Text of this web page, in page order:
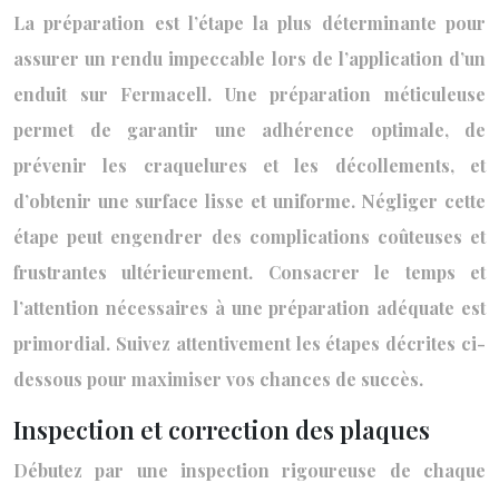
La préparation est l’étape la plus déterminante pour
assurer un rendu impeccable lors de l’application d’un
enduit sur Fermacell. Une préparation méticuleuse
permet de garantir une adhérence optimale, de
prévenir les craquelures et les décollements, et
d’obtenir une surface lisse et uniforme. Négliger cette
étape peut engendrer des complications coûteuses et
frustrantes ultérieurement. Consacrer le temps et
l’attention nécessaires à une préparation adéquate est
primordial. Suivez attentivement les étapes décrites ci-
dessous pour maximiser vos chances de succès.
Inspection et correction des plaques
Débutez par une inspection rigoureuse de chaque